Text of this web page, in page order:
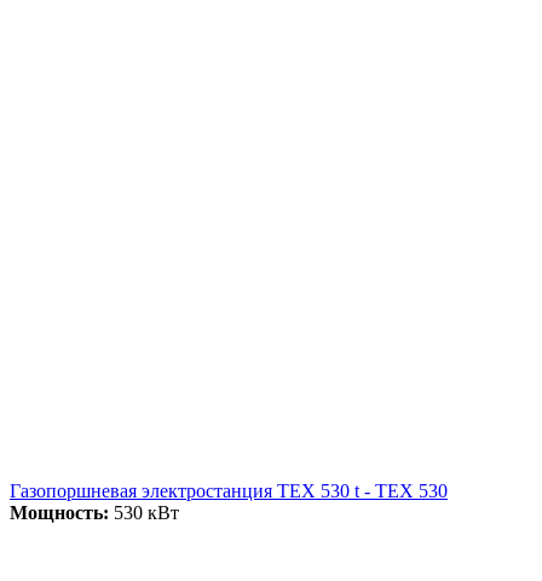
Газопоршневая электростанция ТЕХ 530 t - ТЕХ 530
Мощность: 530 кВт